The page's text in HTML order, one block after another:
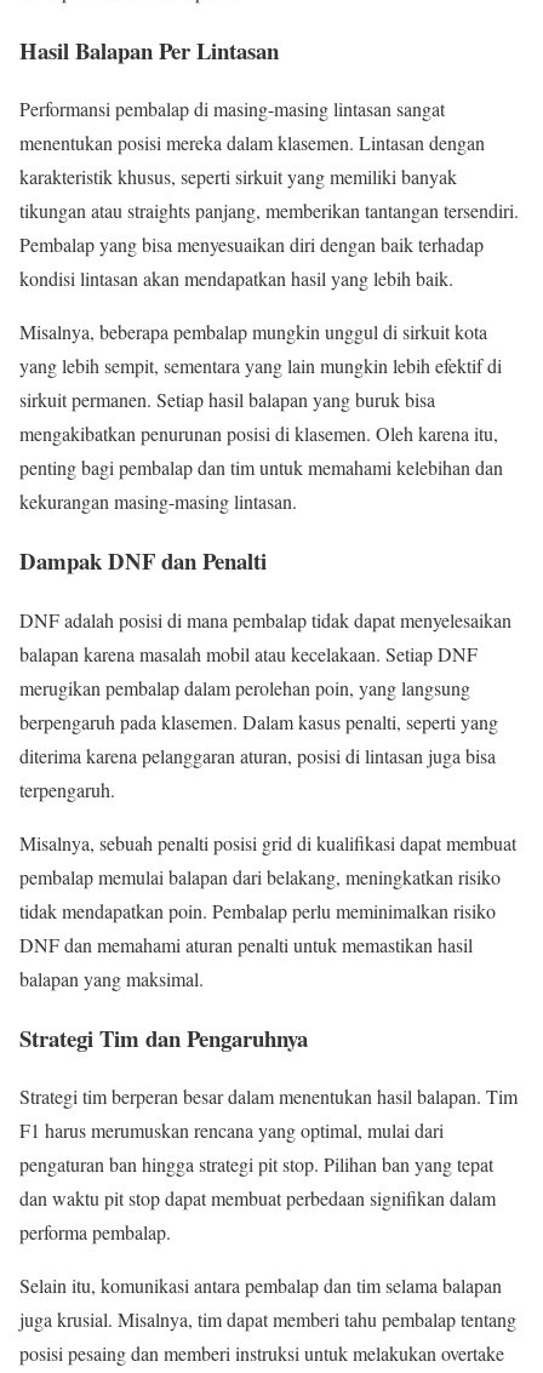
Hasil Balapan Per Lintasan
Performansi pembalap di masing-masing lintasan sangat
menentukan posisi mereka dalam klasemen. Lintasan dengan
karakteristik khusus, seperti sirkuit yang memiliki banyak
tikungan atau straights panjang, memberikan tantangan tersendiri.
Pembalap yang bisa menyesuaikan diri dengan baik terhadap
kondisi lintasan akan mendapatkan hasil yang lebih baik.
Misalnya, beberapa pembalap mungkin unggul di sirkuit kota
yang lebih sempit, sementara yang lain mungkin lebih efektif di
sirkuit permanen. Setiap hasil balapan yang buruk bisa
mengakibatkan penurunan posisi di klasemen. Oleh karena itu,
penting bagi pembalap dan tim untuk memahami kelebihan dan
kekurangan masing-masing lintasan.
Dampak DNF dan Penalti
DNF adalah posisi di mana pembalap tidak dapat menyelesaikan
balapan karena masalah mobil atau kecelakaan. Setiap DNF
merugikan pembalap dalam perolehan poin, yang langsung
berpengaruh pada klasemen. Dalam kasus penalti, seperti yang
diterima karena pelanggaran aturan, posisi di lintasan juga bisa
terpengaruh.
Misalnya, sebuah penalti posisi grid di kualifikasi dapat membuat
pembalap memulai balapan dari belakang, meningkatkan risiko
tidak mendapatkan poin. Pembalap perlu meminimalkan risiko
DNF dan memahami aturan penalti untuk memastikan hasil
balapan yang maksimal.
Strategi Tim dan Pengaruhnya
Strategi tim berperan besar dalam menentukan hasil balapan. Tim
F1 harus merumuskan rencana yang optimal, mulai dari
pengaturan ban hingga strategi pit stop. Pilihan ban yang tepat
dan waktu pit stop dapat membuat perbedaan signifikan dalam
performa pembalap.
Selain itu, komunikasi antara pembalap dan tim selama balapan
juga krusial. Misalnya, tim dapat memberi tahu pembalap tentang
posisi pesaing dan memberi instruksi untuk melakukan overtake